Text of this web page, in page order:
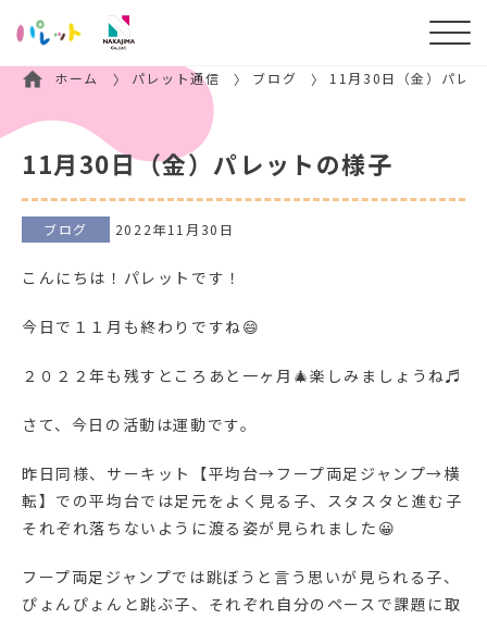
ホーム パレット通信 ブログ 11月30日（金）パレ
11月30日（金）パレットの様子
ブログ 2022年11月30日
こんにちは！パレットです！
今日で１１月も終わりですね😄
２０２２年も残すところあと一ヶ月🎄楽しみましょうね♬
さて、今日の活動は運動です。
昨日同様、サーキット【平均台→フープ両足ジャンプ→横
転】での平均台では足元をよく見る子、スタスタと進む子
それぞれ落ちないように渡る姿が見られました😀
フープ両足ジャンプでは跳ぼうと言う思いが見られる子、
ぴょんぴょんと跳ぶ子、それぞれ自分のペースで課題に取